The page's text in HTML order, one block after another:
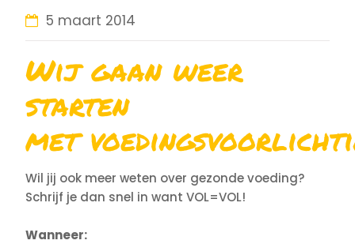
5 maart 2014
Wij gaan weer
starten
met
Wil jij ook meer weten over gezonde voeding?
Schrijf je dan snel in want VOL=VOL!
Wanneer: